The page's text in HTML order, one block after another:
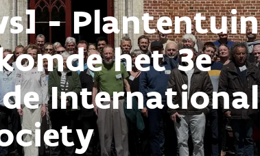
- Plantentuin
het 3e
International